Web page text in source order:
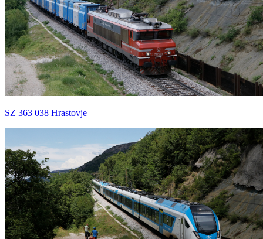
SZ 363 038 Hrastovje